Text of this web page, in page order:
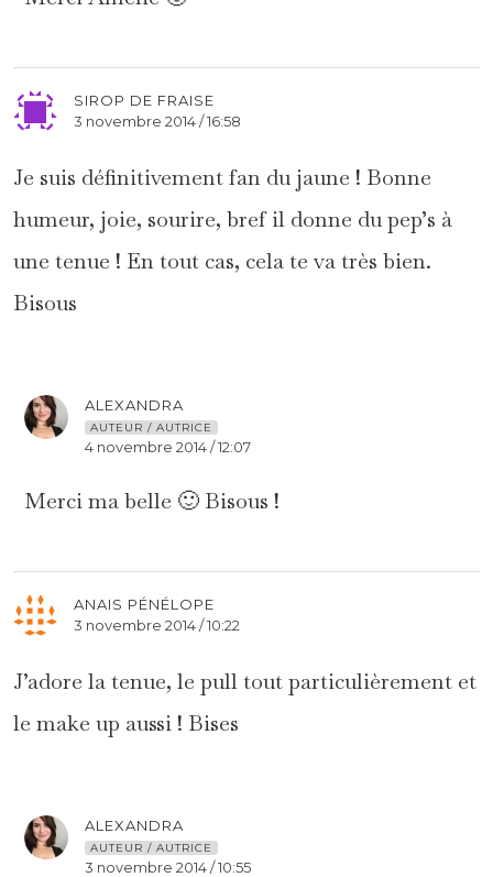
SIROP DE FRAISE
3 novembre 2014 / 16:58
Je suis définitivement fan du jaune ! Bonne
humeur, joie, sourire, bref il donne du pep’s à
une tenue ! En tout cas, cela te va très bien.
Bisous
ALEXANDRA
AUTEUR / AUTRICE
4 novembre 2014 / 12:07
Merci ma belle 🙂 Bisous !
ANAIS PÉNÉLOPE
3 novembre 2014 / 10:22
J’adore la tenue, le pull tout particulièrement et
le make up aussi ! Bises
ALEXANDRA
AUTEUR / AUTRICE
3 novembre 2014 / 10:55